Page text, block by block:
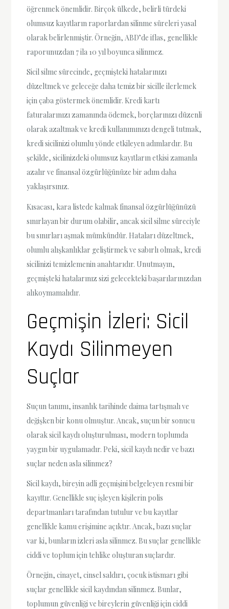
öğrenmek önemlidir. Birçok ülkede, belirli türdeki
olumsuz kayıtların raporlardan silinme süreleri yasal
olarak belirlenmiştir. Örneğin, ABD’de iflas, genellikle
raporunuzdan 7 ila 10 yıl boyunca silinmez.
Sicil silme sürecinde, geçmişteki hatalarınızı
düzeltmek ve geleceğe daha temiz bir sicille ilerlemek
için çaba göstermek önemlidir. Kredi kartı
faturalarınızı zamanında ödemek, borçlarınızı düzenli
olarak azaltmak ve kredi kullanımınızı dengeli tutmak,
kredi sicilinizi olumlu yönde etkileyen adımlardır. Bu
şekilde, sicilinizdeki olumsuz kayıtların etkisi zamanla
azalır ve finansal özgürlüğünüze bir adım daha
yaklaşırsınız.
Kısacası, kara listede kalmak finansal özgürlüğünüzü
sınırlayan bir durum olabilir, ancak sicil silme süreciyle
bu sınırları aşmak mümkündür. Hataları düzeltmek,
olumlu alışkanlıklar geliştirmek ve sabırlı olmak, kredi
sicilinizi temizlemenin anahtarıdır. Unutmayın,
geçmişteki hatalarınız sizi gelecekteki başarılarınızdan
alıkoymamalıdır.
Geçmişin İzleri: Sicil
Kaydı Silinmeyen
Suçlar
Suçun tanımı, insanlık tarihinde daima tartışmalı ve
değişken bir konu olmuştur. Ancak, suçun bir sonucu
olarak sicil kaydı oluşturulması, modern toplumda
yaygın bir uygulamadır. Peki, sicil kaydı nedir ve bazı
suçlar neden asla silinmez?
Sicil kaydı, bireyin adli geçmişini belgeleyen resmi bir
kayıttır. Genellikle suç işleyen kişilerin polis
departmanları tarafından tutulur ve bu kayıtlar
genellikle kamu erişimine açıktır. Ancak, bazı suçlar
var ki, bunların izleri asla silinmez. Bu suçlar genellikle
ciddi ve toplum için tehlike oluşturan suçlardır.
Örneğin, cinayet, cinsel saldırı, çocuk istismarı gibi
suçlar genellikle sicil kaydından silinmez. Bunlar,
toplumun güvenliği ve bireylerin güvenliği için ciddi